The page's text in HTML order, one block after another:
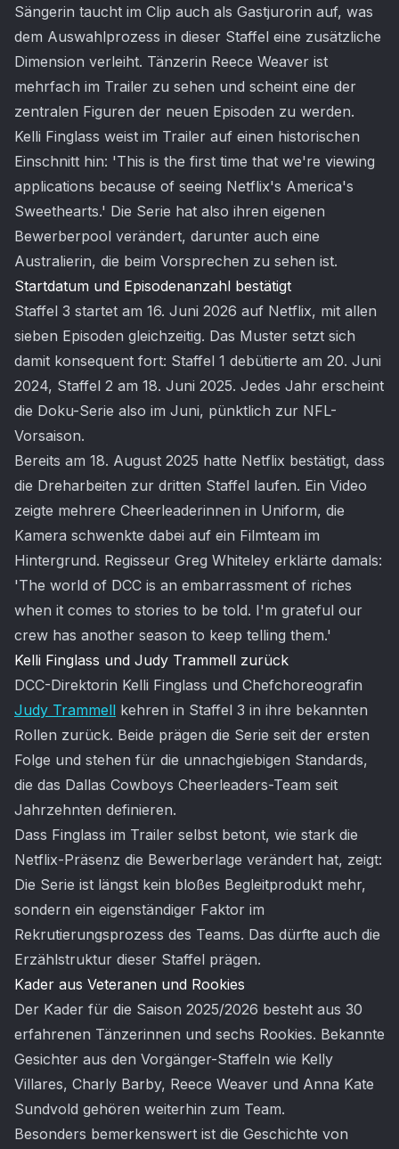
Sängerin taucht im Clip auch als Gastjurorin auf, was
dem Auswahlprozess in dieser Staffel eine zusätzliche
Dimension verleiht. Tänzerin Reece Weaver ist
mehrfach im Trailer zu sehen und scheint eine der
zentralen Figuren der neuen Episoden zu werden.
Kelli Finglass weist im Trailer auf einen historischen
Einschnitt hin: 'This is the first time that we're viewing
applications because of seeing Netflix's America's
Sweethearts.' Die Serie hat also ihren eigenen
Bewerberpool verändert, darunter auch eine
Australierin, die beim Vorsprechen zu sehen ist.
Startdatum und Episodenanzahl bestätigt
Staffel 3 startet am 16. Juni 2026 auf Netflix, mit allen
sieben Episoden gleichzeitig. Das Muster setzt sich
damit konsequent fort: Staffel 1 debütierte am 20. Juni
2024, Staffel 2 am 18. Juni 2025. Jedes Jahr erscheint
die Doku-Serie also im Juni, pünktlich zur NFL-
Vorsaison.
Bereits am 18. August 2025 hatte Netflix bestätigt, dass
die Dreharbeiten zur dritten Staffel laufen. Ein Video
zeigte mehrere Cheerleaderinnen in Uniform, die
Kamera schwenkte dabei auf ein Filmteam im
Hintergrund. Regisseur Greg Whiteley erklärte damals:
'The world of DCC is an embarrassment of riches
when it comes to stories to be told. I'm grateful our
crew has another season to keep telling them.'
Kelli Finglass und Judy Trammell zurück
DCC-Direktorin Kelli Finglass und Chefchoreografin
Judy Trammell kehren in Staffel 3 in ihre bekannten
Rollen zurück. Beide prägen die Serie seit der ersten
Folge und stehen für die unnachgiebigen Standards,
die das Dallas Cowboys Cheerleaders-Team seit
Jahrzehnten definieren.
Dass Finglass im Trailer selbst betont, wie stark die
Netflix-Präsenz die Bewerberlage verändert hat, zeigt:
Die Serie ist längst kein bloßes Begleitprodukt mehr,
sondern ein eigenständiger Faktor im
Rekrutierungsprozess des Teams. Das dürfte auch die
Erzählstruktur dieser Staffel prägen.
Kader aus Veteranen und Rookies
Der Kader für die Saison 2025/2026 besteht aus 30
erfahrenen Tänzerinnen und sechs Rookies. Bekannte
Gesichter aus den Vorgänger-Staffeln wie Kelly
Villares, Charly Barby, Reece Weaver und Anna Kate
Sundvold gehören weiterhin zum Team.
Besonders bemerkenswert ist die Geschichte von